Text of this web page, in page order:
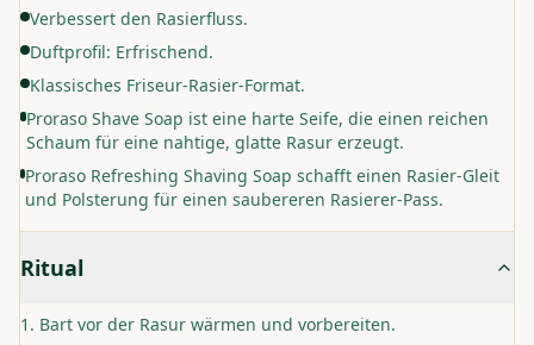
Verbessert den Rasierfluss.
Duftprofil: Erfrischend.
Klassisches Friseur-Rasier-Format.
Proraso Shave Soap ist eine harte Seife, die einen reichen
Schaum für eine nahtige, glatte Rasur erzeugt.
Proraso Refreshing Shaving Soap schafft einen Rasier-Gleit
und Polsterung für einen saubereren Rasierer-Pass.
Ritual
Bart vor der Rasur wärmen und vorbereiten.